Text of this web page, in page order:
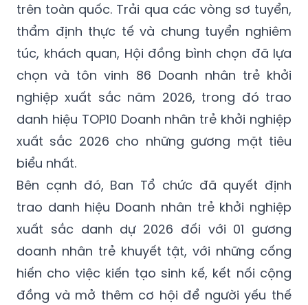
trên toàn quốc. Trải qua các vòng sơ tuyển,
thẩm định thực tế và chung tuyển nghiêm
túc, khách quan, Hội đồng bình chọn đã lựa
chọn và tôn vinh 86 Doanh nhân trẻ khởi
nghiệp xuất sắc năm 2026, trong đó trao
danh hiệu TOP10 Doanh nhân trẻ khởi nghiệp
xuất sắc 2026 cho những gương mặt tiêu
biểu nhất.
Bên cạnh đó, Ban Tổ chức đã quyết định
trao danh hiệu Doanh nhân trẻ khởi nghiệp
xuất sắc danh dự 2026 đối với 01 gương
doanh nhân trẻ khuyết tật, với những cống
hiến cho việc kiến tạo sinh kế, kết nối cộng
đồng và mở thêm cơ hội để người yếu thế